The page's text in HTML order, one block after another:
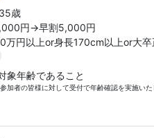
歳
円→早割5,000円
万円以上or身長170cm以上or大
象年齢であること
加者の皆様に対して受付で年齢確認を実施い